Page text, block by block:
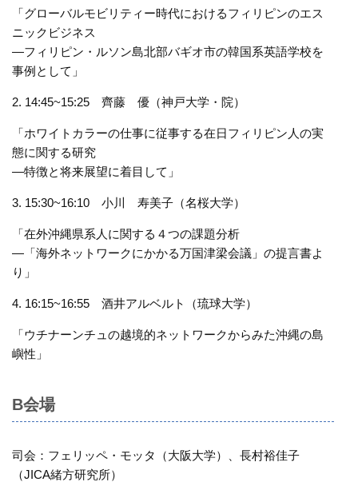
「グローバルモビリティー時代におけるフィリピンのエス
ニックビジネス
—フィリピン・ルソン島北部バギオ市の韓国系英語学校を
事例として」
2. 14:45~15:25 齊藤 優（神戸大学・院）
「ホワイトカラーの仕事に従事する在日フィリピン人の実
態に関する研究
—特徴と将来展望に着目して」
3. 15:30~16:10 小川 寿美子（名桜大学）
「在外沖縄県系人に関する４つの課題分析
—「海外ネットワークにかかる万国津梁会議」の提言書よ
り」
4. 16:15~16:55 酒井アルベルト（琉球大学）
「ウチナーンチュの越境的ネットワークからみた沖縄の島
嶼性」
B会場
司会：フェリッペ・モッタ（大阪大学）、長村裕佳子
（JICA緒方研究所）